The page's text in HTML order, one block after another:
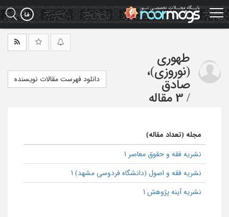
Skip
to
main
طهوری
(نوروزی)،
صادق
/ 3 مقاله
دانلود فهرست مقالات نویسنده
مجله (تعداد مقاله)
نشریه فقه و حقوق معاصر 1
نشریه فقه و اصول (دانشگاه فردوسی مشهد) 1
نشریه آینه پژوهش 1